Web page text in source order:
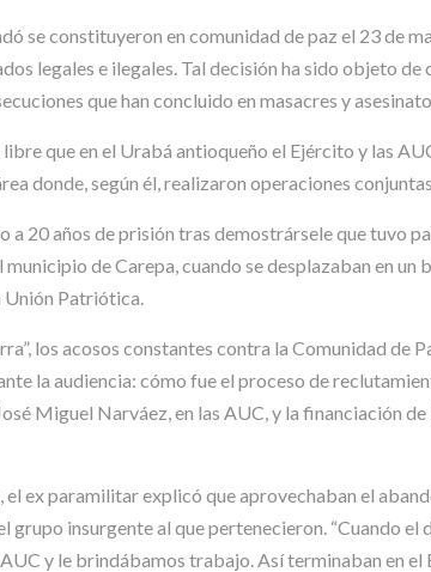
se constituyeron en comunidad de paz el 23 de
legales e ilegales. Tal decisión ha sido objeto
que han concluido en masacres y
que en el Urabá antioqueño el Ejército y las
donde, según él, realizaron operaciones
a 20 años de prisión tras demostrársele que
de Carepa, cuando se desplazaban en
Unión Patriótica.
los acosos constantes contra la Comunidad de
la audiencia: cómo fue el proceso de
Miguel Narváez, en las AUC, y la financiación
ex paramilitar explicó que aprovechaban el
insurgente al que pertenecieron. “Cuando
y le brindábamos trabajo. Así terminaban en el